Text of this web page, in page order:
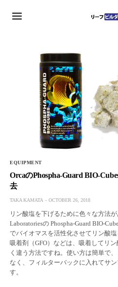
EQUIPMENT
OrcaのPhospha-Guard BIO-
去
TAKA KAMATA OCTOBER 26, 2018
リン酸塩を下げるために色々な方法
Laboratoriesの Phospha-Guard BIO-
でバイオマスを活性化させてリン酸
吸着剤（GFO）などは、吸着してリ
く違う方法ですね。使い方は簡単で
なく、フィルターバックに入れてサ
す。